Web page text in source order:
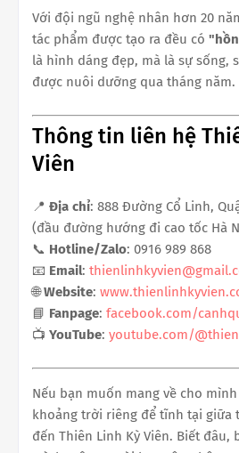
Với đội ngũ nghệ nhân hơn 20
tác phẩm được tạo ra đều có
là hình dáng đẹp, mà là sự sống,
được nuôi dưỡng qua tháng năm.
Thông tin liên hệ
Viên
📍 Địa chỉ: 888 Đường Cổ Linh,
(đầu đường hướng đi cao tốc Hà
📞 Hotline/Zalo: 0916 989 868
📧 Email:
🌐Website:
📘 Fanpage: facebook.com/
📺 YouTube: youtube.com/
Nếu bạn muốn mang về cho
khoảng trời riêng để tĩnh tại giữa
đến Thiên Linh Kỳ Viên. Biết đâu,